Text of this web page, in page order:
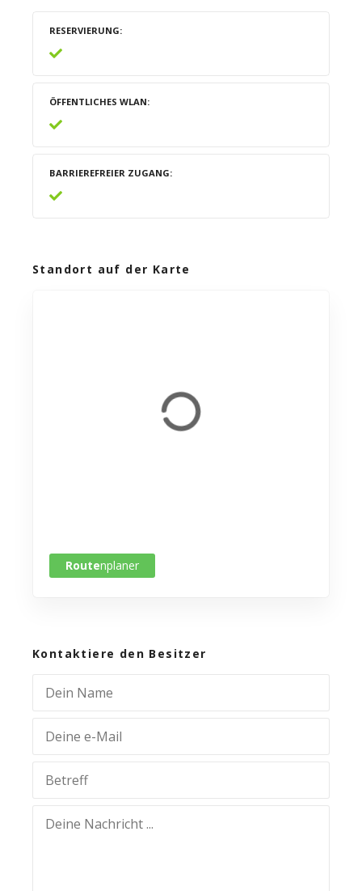
RESERVIERUNG
ÖFFENTLICHES WLAN
BARRIEREFREIER ZUGANG
Standort auf der Karte
Routenplaner
Kontaktiere den Besitzer